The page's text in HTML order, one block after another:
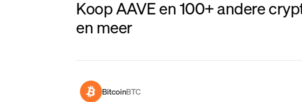
Koop AAVE en 100+ andere
en meer
BitcoinBTC